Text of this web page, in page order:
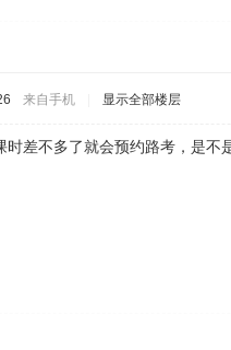
来自手机 显示全部楼层
时差不多了就会预约路考，是